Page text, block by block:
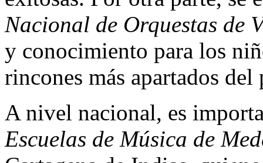
Nacional de Orquestas de
y conocimiento para los
rincones más apartados
A nivel nacional, es
Escuelas de Música de